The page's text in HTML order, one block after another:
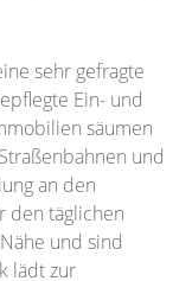
sehr gefragte
Ein- und
säumen
und
an den
den täglichen
und sind
lädt zur